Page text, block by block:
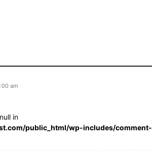
am
in
public_html/wp-includes/comment-